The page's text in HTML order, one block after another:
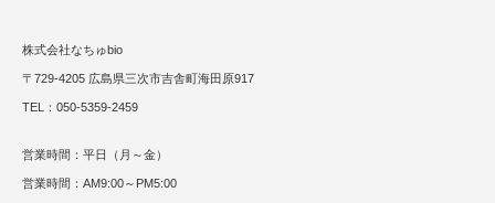
株式会社なちゅbio
〒729-4205 広島県三次市吉舎町海田原917
TEL：050-5359-2459
営業時間：平日（月～金）
営業時間：AM9:00～PM5:00